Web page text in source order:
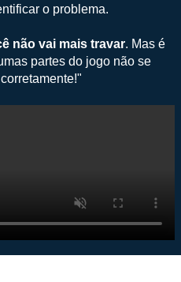
o problema.
não vai mais travar. Mas é
partes do jogo não se